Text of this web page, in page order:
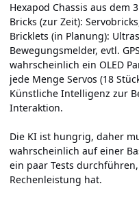
Hexapod Chassis aus dem
Bricks (zur Zeit):
Bricklets (in Planung):
Bewegungsmelder, evtl.
wahrscheinlich ein OLED
jede Menge Servos (18
Künstliche Intelligenz zur
Interaktion.
Die KI ist hungrig, daher
wahrscheinlich auf einer
ein paar Tests
Rechenleistung hat.